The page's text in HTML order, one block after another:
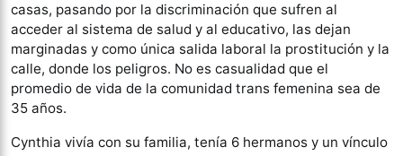
casas, pasando por la discriminación que sufren al
acceder al sistema de salud y al educativo, las dejan
marginadas y como única salida laboral la prostitución y la
calle, donde los peligros. No es casualidad que el
promedio de vida de la comunidad trans femenina sea de
35 años.
Cynthia vivía con su familia, tenía 6 hermanos y un vínculo